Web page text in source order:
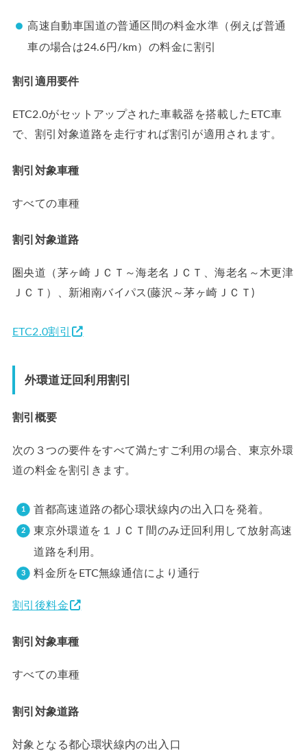
高速自動車国道の普通区間の料金水準（例えば普通
車の場合は24.6円/km）の料金に割引
割引適用要件
ETC2.0がセットアップされた車載器を搭載したETC車
で、割引対象道路を走行すれば割引が適用されます。
割引対象車種
すべての車種
割引対象道路
圏央道（茅ヶ崎ＪＣＴ～海老名ＪＣＴ、海老名～木更津
ＪＣＴ）、新湘南バイパス(藤沢～茅ヶ崎ＪＣＴ)
ETC2.0割引
外環道迂回利用割引
割引概要
次の３つの要件をすべて満たすご利用の場合、東京外環
道の料金を割引きます。
首都高速道路の都心環状線内の出入口を発着。
東京外環道を１ＪＣＴ間のみ迂回利用して放射高速
道路を利用。
料金所をETC無線通信により通行
割引後料金
割引対象車種
すべての車種
割引対象道路
対象となる都心環状線内の出入口